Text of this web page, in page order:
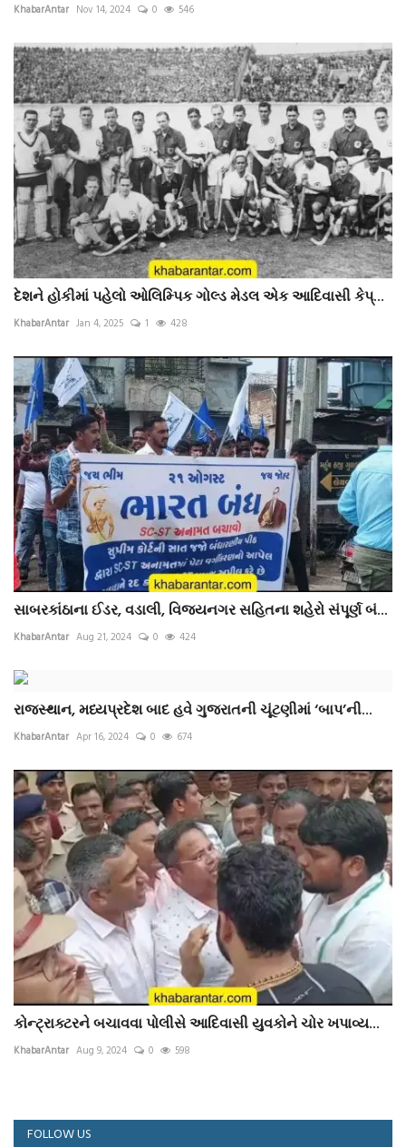
KhabarAntar Nov 14, 2024 0 546
દેશને હોકીમાં પહેલો ઓલિમ્પિક ગોલ્ડ મેડલ એક આદિવાસી કેપ્...
KhabarAntar Jan 4, 2025 1 428
સાબરકાંઠાના ઈડર, વડાલી, વિજયનગર સહિતના શહેરો સંપૂર્ણ બં...
KhabarAntar Aug 21, 2024 0 424
રાજસ્થાન, મધ્યપ્રદેશ બાદ હવે ગુજરાતની ચૂંટણીમાં ‘બાપ’ની...
KhabarAntar Apr 16, 2024 0 674
કોન્ટ્રાક્ટરને બચાવવા પોલીસે આદિવાસી યુવકોને ચોર ખપાવ્ય...
KhabarAntar Aug 9, 2024 0 598
FOLLOW US